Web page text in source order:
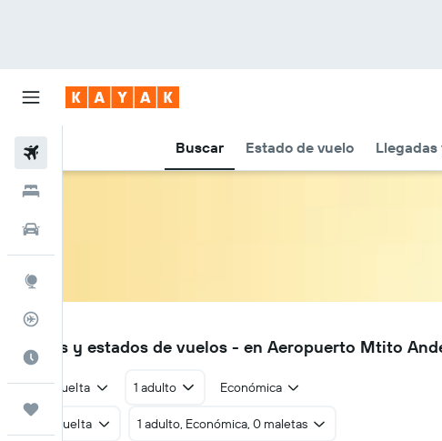
Buscar Estado de vuelo Llegadas
Cuándo ir
ILU
Vuelos y estados de vuelos - en Aeropuerto Mtito
Ida y vuelta 1 adulto Económica
Ida y vuelta 1 adulto, Económica, 0 maletas